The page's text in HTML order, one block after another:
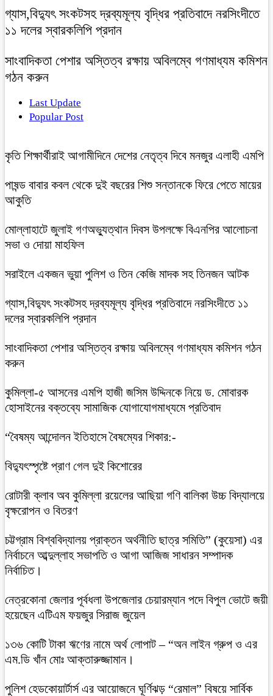
গ্যাস,বিদ্যুৎ সংকটসহ দ্রব্যমূল্য বৃদ্ধির প্রতিবাদে নরসিংদীতে
১১ দলের স্বারকলিপি প্রদান
সাংবাদিকতা পেশার অস্তিত্ব রক্ষায় অবিলম্বে গণমাধ্যম কমিশন
গঠন করুন
Last Update
Popular Post
কৃতি শিক্ষার্থীরাই আগামীদিনে দেশের নেতৃত্ব দিবে মনজুর এলাহী এমপি
পাষন্ড বাবার কবল থেকে দুই বছরের শিশু সন্তানকে ফিরে পেতে মায়ের
আকুতি
মোল্লাহাটে জুলাই গণঅভ্যুত্থান দিবস উপলক্ষে বিএনপির আলোচনা
সভা ও দোয়া মাহফিল
সরাইলে একজন ভুয়া পুলিশ ও তিন কেজি মাদক সহ তিনজন আটক
গ্যাস,বিদ্যুৎ সংকটসহ দ্রব্যমূল্য বৃদ্ধির প্রতিবাদে নরসিংদীতে ১১
দলের স্বারকলিপি প্রদান
সাংবাদিকতা পেশার অস্তিত্ব রক্ষায় অবিলম্বে গণমাধ্যম কমিশন গঠন
করুন
কুমিল্লা-৫ আসনের এমপি হাজী জসিম উদ্দিনকে নিয়ে ড. মোবারক
হোসাইনের বক্তব্যে সামাজিক যোগাযোগমাধ্যমে প্রতিবাদ
“বৈষম্য আন্দোলন ইতিহাসে বৈষম্যের শিকার:-
বিদ্যুৎস্পৃষ্টে প্রাণ গেল দুই কিশোরের
রোটারী ক্লাব অব কুমিল্লা রয়েলের আছিয়া গণি বালিকা উচ্চ বিদ্যালয়ে
বৃক্ষরোপন ও বিতরণ
চট্টগ্রাম বিশ্ববিদ্যালয় প্রাক্তন অর্থনীতি ছাত্র সমিতি” (কুয়েসা) এর
নির্বাচনে আব্দুল্লাহ সভাপতি ও আগা আজিজ সাধারন সম্পাদক
নির্বাচিত।
নেত্রকোনা জেলার পূর্বধলা উপজেলার চেয়ারম্যান পদে বিপুল ভোটে জয়ী
হয়েছেন এটিএম ফয়জুর সিরাজ জুয়েল
১৩৬ কোটি টাকা ঋণের নামে অর্থ লোপাট – “অন লাইন গ্রুপ ও এর
এম.ডি খাঁন মোঃ আক্তারুজ্জামান।
পুলিশ হেডকোয়ার্টার্স এর আয়োজনে ঘূর্ণিঝড় “রেমাল” বিষয়ে সার্বিক